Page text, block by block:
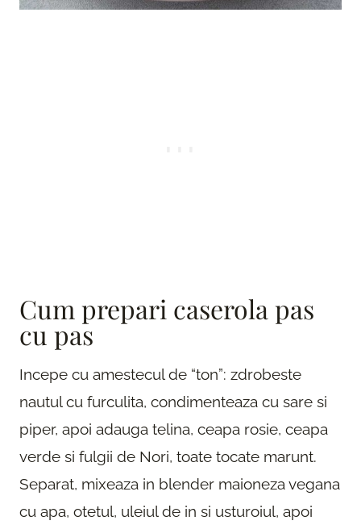
Cum prepari caserola pas
cu pas
Incepe cu amestecul de “ton”: zdrobeste
nautul cu furculita, condimenteaza cu sare si
piper, apoi adauga telina, ceapa rosie, ceapa
verde si fulgii de Nori, toate tocate marunt.
Separat, mixeaza in blender maioneza vegana
cu apa, otetul, uleiul de in si usturoiul, apoi